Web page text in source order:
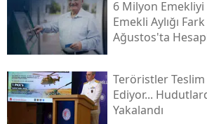
6 Milyon
Emekli Aylığı
Ağustos'ta
Teröristler
Ediyor...
Yakalandı